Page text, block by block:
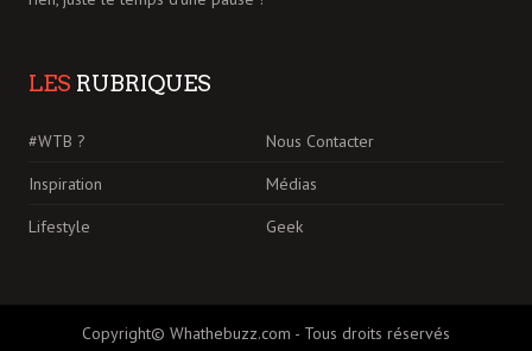
LES RUBRIQUES
#WTB ?
Nous Contacter
Inspiration
Médias
Lifestyle
Geek
Copyright© Whathebuzz.com - Tous droits réservés